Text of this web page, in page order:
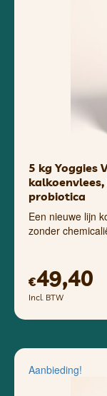
5 kg Yoggies
probiotica
Een nieuwe lijn
zonder
€49,40
Incl. BTW
Aanbieding!